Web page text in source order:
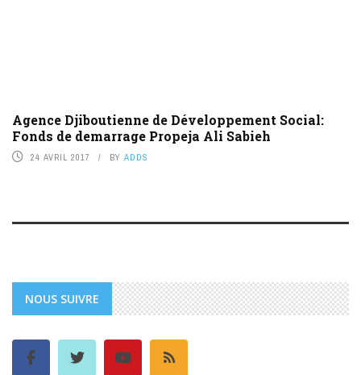
Agence Djiboutienne de Développement Social:
Fonds de demarrage Propeja Ali Sabieh
24 AVRIL 2017 BY ADDS
NOUS SUIVRE